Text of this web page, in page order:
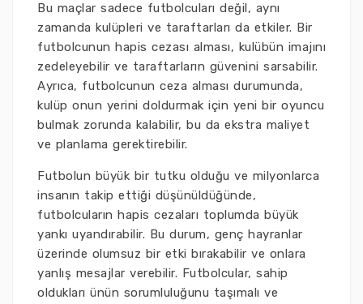
Bu maçlar sadece futbolcuları değil, aynı
zamanda kulüpleri ve taraftarları da etkiler. Bir
futbolcunun hapis cezası alması, kulübün imajını
zedeleyebilir ve taraftarların güvenini sarsabilir.
Ayrıca, futbolcunun ceza alması durumunda,
kulüp onun yerini doldurmak için yeni bir oyuncu
bulmak zorunda kalabilir, bu da ekstra maliyet
ve planlama gerektirebilir.
Futbolun büyük bir tutku olduğu ve milyonlarca
insanın takip ettiği düşünüldüğünde,
futbolcuların hapis cezaları toplumda büyük
yankı uyandırabilir. Bu durum, genç hayranlar
üzerinde olumsuz bir etki bırakabilir ve onlara
yanlış mesajlar verebilir. Futbolcular, sahip
oldukları ünün sorumluluğunu taşımalı ve